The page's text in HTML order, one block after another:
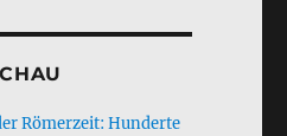
Römerzeit: Hunderte